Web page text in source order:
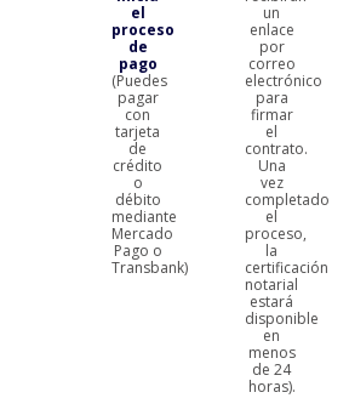
el
proceso
de
pago
(Puedes
pagar
con
tarjeta
de
crédito
o
débito
mediante
Mercado
Pago o
Transbank)
un
enlace
por
correo
electrónico
para
firmar
el
contrato.
Una
vez
completado
el
proceso,
la
certificación
notarial
estará
disponible
en
menos
de 24
horas).